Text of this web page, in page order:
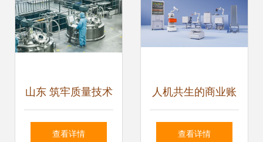
山东 筑牢质量技术
底座，服务产业高
查看详情
人机共生的商业账
本 云迹科技CEO李
查看详情